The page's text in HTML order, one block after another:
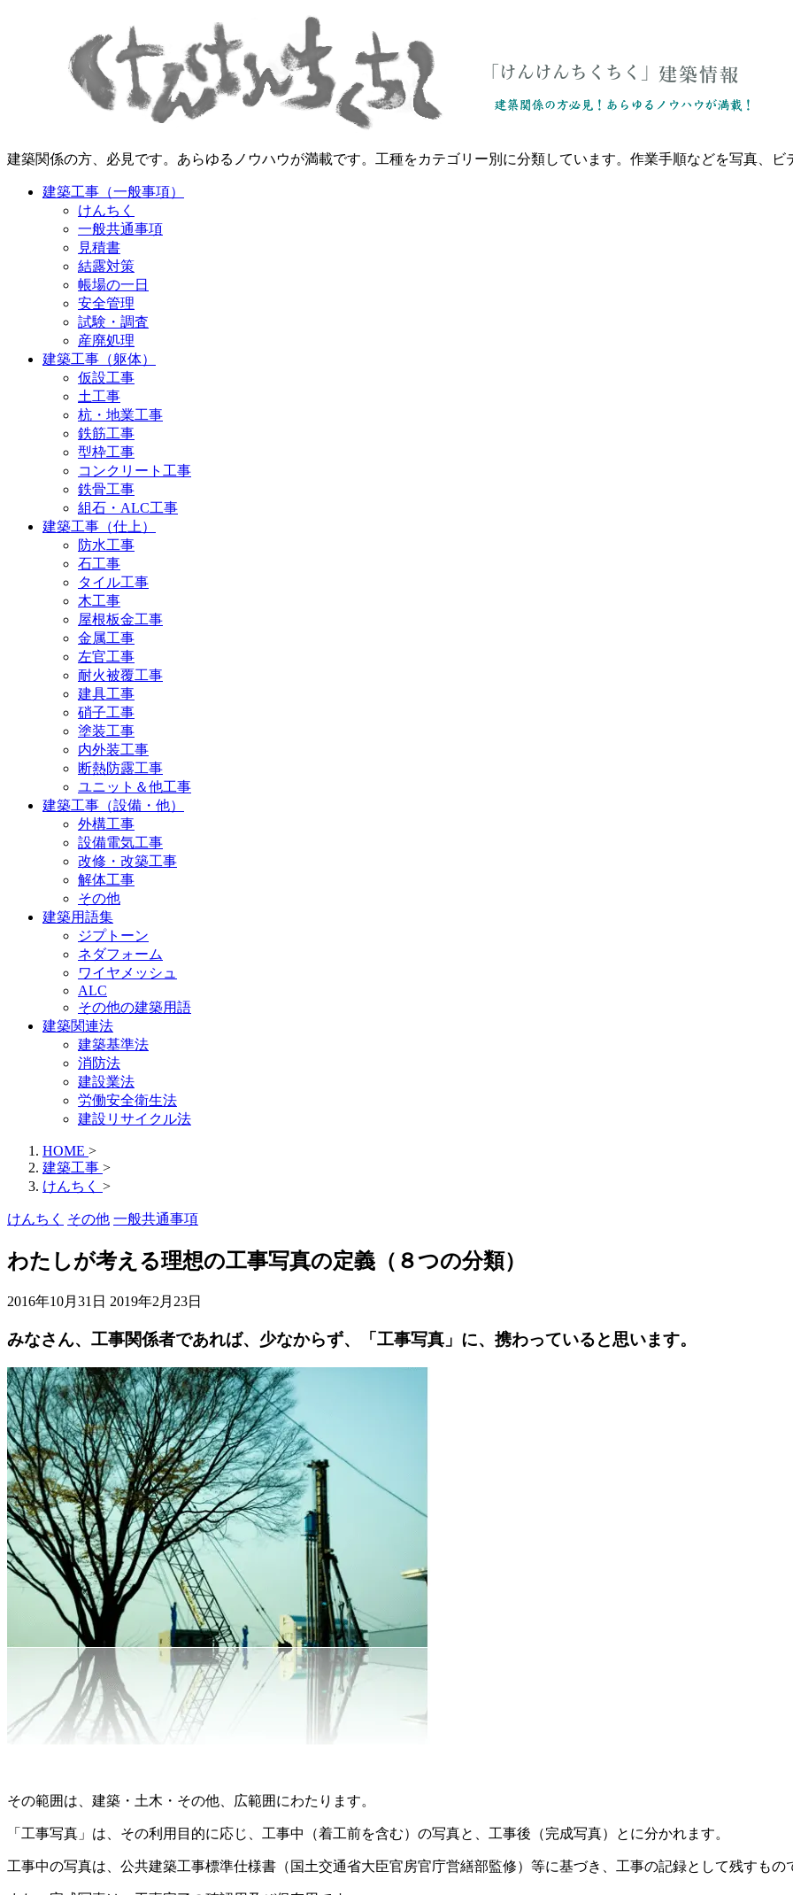
建築関係の方、必見です。あらゆるノウハウが満載です。工種をカテゴリー別に分類しています。作業手順などを写真、
建築工事（一般事項）
けんちく
一般共通事項
見積書
結露対策
帳場の一日
安全管理
試験・調査
産廃処理
建築工事（躯体）
仮設工事
土工事
杭・地業工事
鉄筋工事
型枠工事
コンクリート工事
鉄骨工事
組石・ALC工事
建築工事（仕上）
防水工事
石工事
タイル工事
木工事
屋根板金工事
金属工事
左官工事
耐火被覆工事
建具工事
硝子工事
塗装工事
内外装工事
断熱防露工事
ユニット＆他工事
建築工事（設備・他）
外構工事
設備電気工事
改修・改築工事
解体工事
その他
建築用語集
ジプトーン
ネダフォーム
ワイヤメッシュ
ALC
その他の建築用語
建築関連法
建築基準法
消防法
建設業法
労働安全衛生法
建設リサイクル法
HOME >
建築工事 >
けんちく >
けんちく その他 一般共通事項
わたしが考える理想の工事写真の定義（８つの分類）
2016年10月31日 2019年2月23日
みなさん、工事関係者であれば、少なからず、「工事写真」に、携わっていると思います。
その範囲は、建築・土木・その他、広範囲にわたります。
「工事写真」は、その利用目的に応じ、工事中（着工前を含む）の写真と、工事後（完成写真）とに分かれます。
工事中の写真は、公共建築工事標準仕様書（国土交通省大臣官房官庁営繕部監修）等に基づき、工事の記録として残すもの